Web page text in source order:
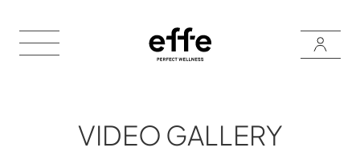
VIDEO GALLERY